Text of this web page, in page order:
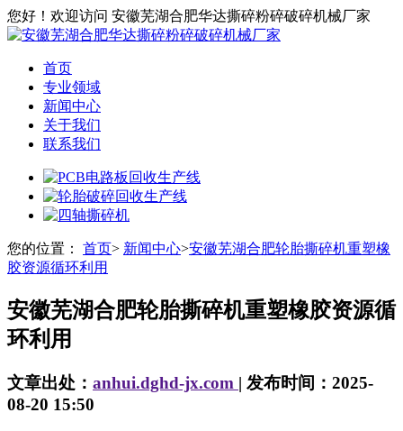
您好！欢迎访问 安徽芜湖合肥华达撕碎粉碎破碎机械厂家
首页
专业领域
新闻中心
关于我们
联系我们
您的位置： 首页> 新闻中心>安徽芜湖合肥轮胎撕碎机重塑橡
胶资源循环利用
安徽芜湖合肥轮胎撕碎机重塑橡胶资源循
环利用
文章出处： anhui.dghd-jx.com | 发布时间：2025-
08-20 15:50